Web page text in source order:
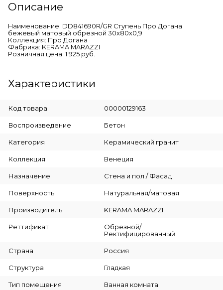
Описание
Наименование: DD841690R/GR Ступень Про Догана
бежевый матовый обрезной 30x80x0,9
Коллекция: Про Догана
Фабрика: KERAMA MARAZZI
Розничная цена: 1 925 руб.
Характеристики
Код товара 00000129163
Воспроизведение Бетон
Категория Керамический гранит
Коллекция Венеция
Назначение Стена и пол / Фасад
Поверхность Натуральная/матовая
Производитель KERAMA MARAZZI
Реттификат
Обрезной/
Ректифицированный
Страна Россия
Структура Гладкая
Тип помещения Ванная комната